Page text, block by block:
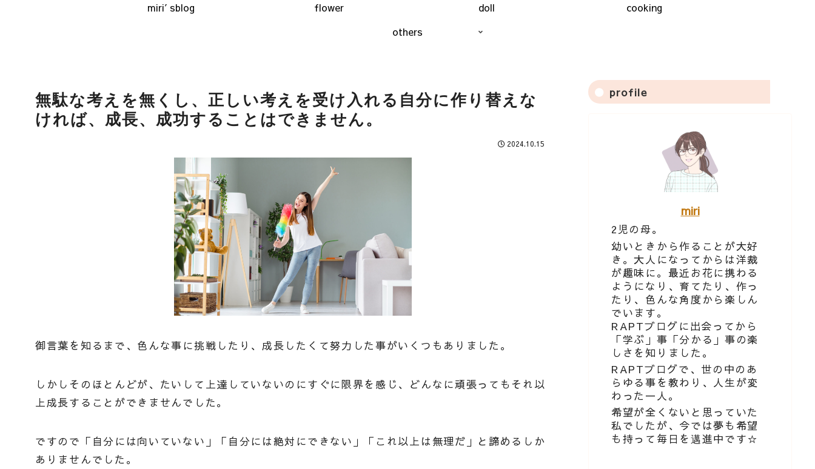
miri′sblog flower doll
cooking
others
無駄な考えを無くし、正しい考えを受け入れる自分に作り替えな
ければ、成長、成功することはできません。
2024.10.15
御言葉を知るまで、色んな事に挑戦したり、成長したくて努力した事がいくつもありました。
しかしそのほとんどが、たいして上達していないのにすぐに限界を感じ、どんなに頑張ってもそれ以
上成長することができませんでした。
ですので「自分には向いていない」「自分には絶対にできない」「これ以上は無理だ」と諦めるしか
ありませんでした。
profile
miri
2児の母。
幼いときから作ることが大好
き。大人になってからは洋裁
が趣味に。最近お花に携わる
ようになり、育てたり、作っ
たり、色んな角度から楽しん
でいます。
RAPTブログに出会ってから
「学ぶ」事「分かる」事の楽
しさを知りました。
RAPTブログで、世の中のあ
らゆる事を教わり、人生が変
わった一人。
希望が全くないと思っていた
私でしたが、今では夢も希望
も持って毎日を邁進中です☆